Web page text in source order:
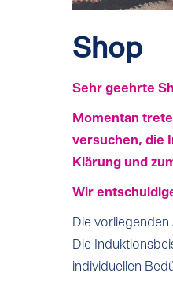
Shop
Sehr geehrte
Momentan
versuchen, die
Klärung und
Wir
Die vorliegenden
Die
individuellen